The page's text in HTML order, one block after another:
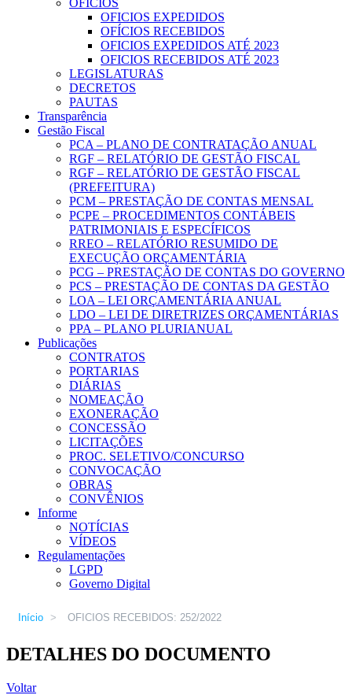
OFICIOS
OFICIOS EXPEDIDOS
OFÍCIOS RECEBIDOS
OFICIOS EXPEDIDOS ATÉ 2023
OFICIOS RECEBIDOS ATÉ 2023
LEGISLATURAS
DECRETOS
PAUTAS
Transparência
Gestão Fiscal
PCA – PLANO DE CONTRATAÇÃO ANUAL
RGF – RELATÓRIO DE GESTÃO FISCAL
RGF – RELATÓRIO DE GESTÃO FISCAL
(PREFEITURA)
PCM – PRESTAÇÃO DE CONTAS MENSAL
PCPE – PROCEDIMENTOS CONTÁBEIS
PATRIMONIAIS E ESPECÍFICOS
RREO – RELATÓRIO RESUMIDO DE
EXECUÇÃO ORÇAMENTÁRIA
PCG – PRESTAÇÃO DE CONTAS DO GOVERNO
PCS – PRESTAÇÃO DE CONTAS DA GESTÃO
LOA – LEI ORÇAMENTÁRIA ANUAL
LDO – LEI DE DIRETRIZES ORÇAMENTÁRIAS
PPA – PLANO PLURIANUAL
Publicações
CONTRATOS
PORTARIAS
DIÁRIAS
NOMEAÇÃO
EXONERAÇÃO
CONCESSÃO
LICITAÇÕES
PROC. SELETIVO/CONCURSO
CONVOCAÇÃO
OBRAS
CONVÊNIOS
Informe
NOTÍCIAS
VÍDEOS
Regulamentações
LGPD
Governo Digital
Início > OFICIOS RECEBIDOS: 252/2022
DETALHES DO DOCUMENTO
Voltar